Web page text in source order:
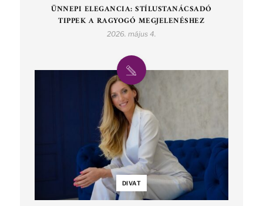
ÜNNEPI ELEGANCIA: STÍLUSTANÁCSADÓ
TIPPEK A RAGYOGÓ MEGJELENÉSHEZ
2026. május 4.
DIVAT